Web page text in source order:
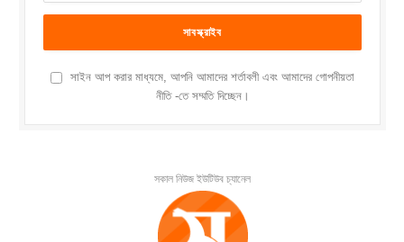
সাইন আপ করার মাধ্যমে, আপনি আমাদের শর্তাবলী এবং আমাদের গোপনীয়তা
নীতি -তে সম্মতি দিচ্ছেন।
সকাল নিউজ ইউটিউব চ্যানেল